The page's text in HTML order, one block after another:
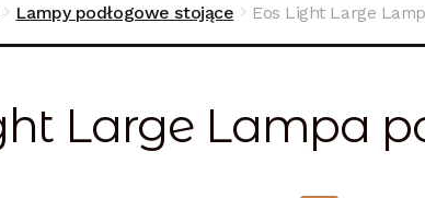
Lampy podłogowe stojące Eos Light Large
Large Lampa